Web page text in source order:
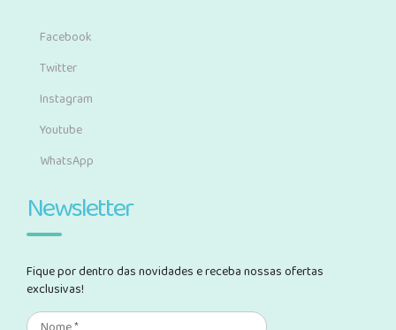
Facebook
Twitter
Instagram
Youtube
WhatsApp
Newsletter
Fique por dentro das novidades e receba nossas ofertas
exclusivas!